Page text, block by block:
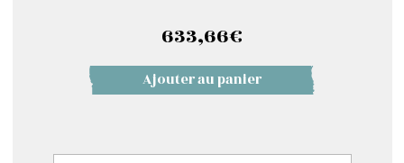
633,66€
Ajouter au panier